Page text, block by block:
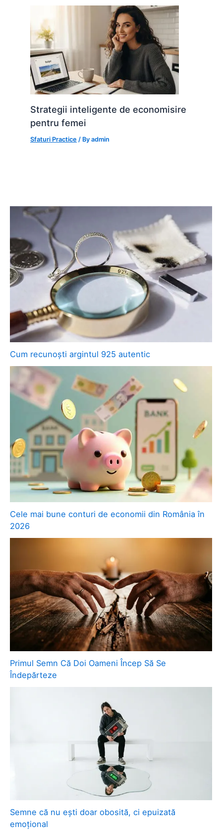
Strategii inteligente de economisire
pentru femei
Sfaturi Practice / Byadmin
Cum recunoști argintul 925 autentic
Cele mai bune conturi de economii din România în
2026
Primul Semn Că Doi Oameni Încep Să Se
Îndepărteze
Semne că nu ești doar obosită, ci epuizată
emoțional